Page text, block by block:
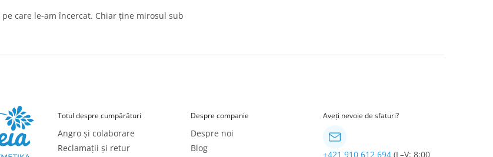
care le-am încercat. Chiar ține mirosul sub
Totul despre cumpărături
Angro și colaborare
Reclamații și retur
Despre companie
Despre noi
Blog
Aveți nevoie de sfaturi?
+421 910 612 694 (L–V: 8:00